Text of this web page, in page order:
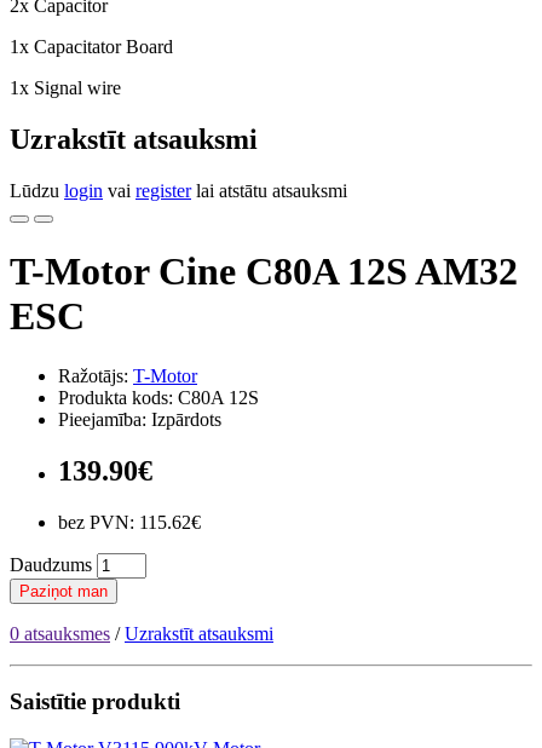
2x Capacitor
1x Capacitator Board
1x Signal wire
Uzrakstīt atsauksmi
Lūdzu login vai registerlai atstātu atsauksmi
T-Motor Cine C80A 12S AM32
ESC
Ražotājs: T-Motor
Produkta kods: C80A 12S
Pieejamība: Izpārdots
139.90€
bez PVN: 115.62€
Daudzums
Paziņot man
0 atsauksmes /Uzrakstīt atsauksmi
Saistītie produkti